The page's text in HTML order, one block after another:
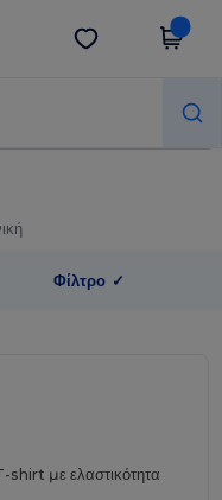
Λήψη app
Φίλτρο ✓
shirt με ελαστικότητα